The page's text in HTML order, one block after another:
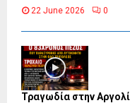
22 June 2026 0
Τραγωδία στην